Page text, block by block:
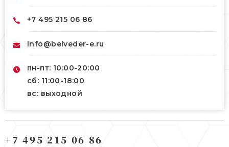
+7 495 215 06 86
info@belveder-e.ru
пн-пт: 10:00-20:00
сб: 11:00-18:00
вс: выходной
Берсеневский переулок, 3/10с7
+7 495 215 06 86